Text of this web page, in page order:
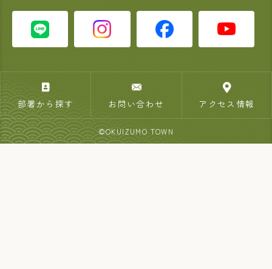
部署から探す お問い合わせ アクセス情報
©OKUIZUMO TOWN